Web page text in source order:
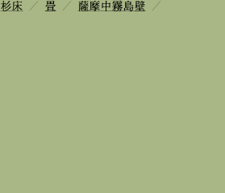
杉床 ／ 畳 ／ 薩摩中霧島壁 ／